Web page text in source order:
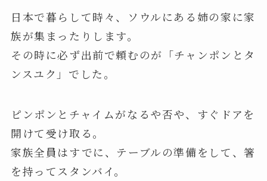
日本で暮らして時々、ソウルにある姉の家に家
族が集まったりします。
その時に必ず出前で頼むのが「チャンポンとタ
ンスユク」でした。
ピンポンとチャイムがなるや否や、すぐドアを
開けて受け取る。
家族全員はすでに、テーブルの準備をして、箸
を持ってスタンバイ。